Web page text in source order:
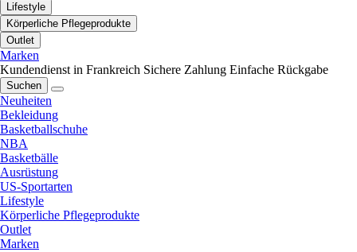
Lifestyle
Körperliche Pflegeprodukte
Outlet
Marken
Kundendienst in Frankreich Sichere Zahlung Einfache Rückgabe
Suchen
Neuheiten
Bekleidung
Basketballschuhe
NBA
Basketbälle
Ausrüstung
US-Sportarten
Lifestyle
Körperliche Pflegeprodukte
Outlet
Marken